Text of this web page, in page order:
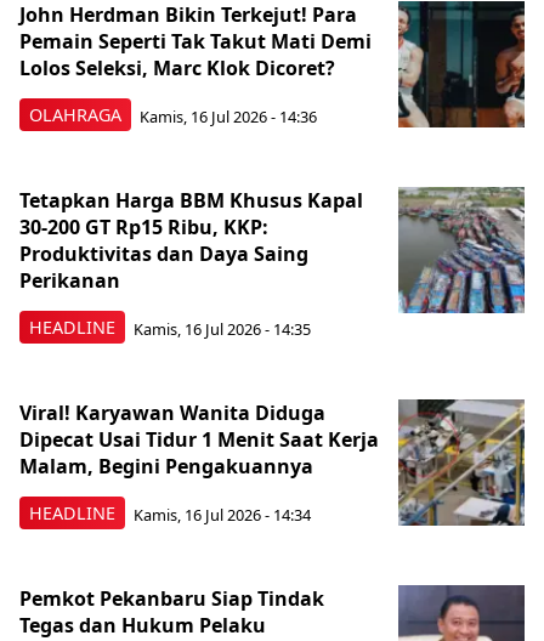
OLAHRAGA
John Herdman Bikin Terkejut! Para
Pemain Seperti Tak Takut Mati Demi
Lolos Seleksi, Marc Klok Dicoret?
Kamis, 16 Jul 2026 - 14:36
HEADLINE
Tetapkan Harga BBM Khusus Kapal
30-200 GT Rp15 Ribu, KKP:
Produktivitas dan Daya Saing
Perikanan
Kamis, 16 Jul 2026 - 14:35
HEADLINE
Viral! Karyawan Wanita Diduga
Dipecat Usai Tidur 1 Menit Saat Kerja
Malam, Begini Pengakuannya
Kamis, 16 Jul 2026 - 14:34
Pemkot Pekanbaru Siap Tindak
Tegas dan Hukum Pelaku